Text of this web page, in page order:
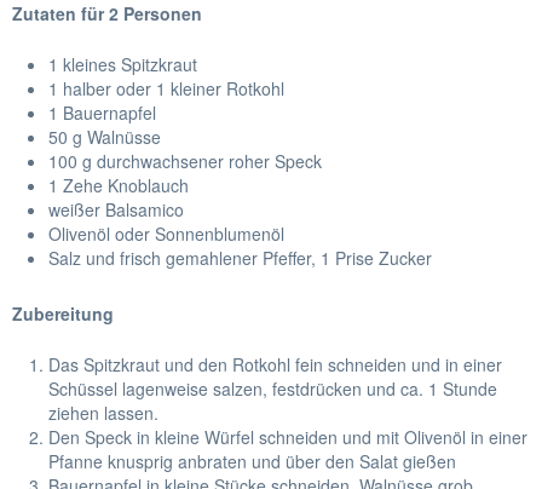
Zutaten für 2 Personen
1 kleines Spitzkraut
1 halber oder 1 kleiner Rotkohl
1 Bauernapfel
50 g Walnüsse
100 g durchwachsener roher Speck
1 Zehe Knoblauch
weißer Balsamico
Olivenöl oder Sonnenblumenöl
Salz und frisch gemahlener Pfeffer, 1 Prise Zucker
Zubereitung
Das Spitzkraut und den Rotkohl fein schneiden und in einer
Schüssel lagenweise salzen, festdrücken und ca. 1 Stunde
ziehen lassen.
Den Speck in kleine Würfel schneiden und mit Olivenöl in einer
Pfanne knusprig anbraten und über den Salat gießen